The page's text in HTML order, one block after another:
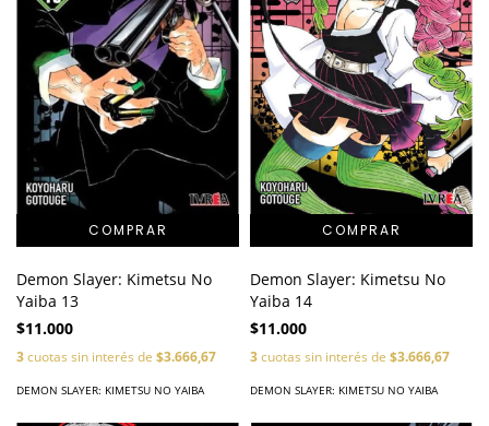
Demon Slayer: Kimetsu No
Yaiba 13
$11.000
3cuotas sin interés de $3.666,67
DEMON SLAYER: KIMETSU NO YAIBA
Demon Slayer: Kimetsu No
Yaiba 14
$11.000
3cuotas sin interés de $3.666,67
DEMON SLAYER: KIMETSU NO YAIBA